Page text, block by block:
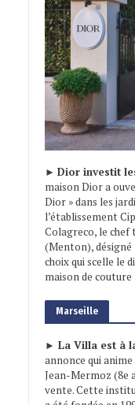
► Dior investit
maison Dior a
Dior » dans les
l’établissement
Colagreco, le
(Menton), désigné
choix qui scelle le
maison de couture
Marseille
► La Villa est à
annonce qui
Jean-Mermoz (8e
vente. Cette